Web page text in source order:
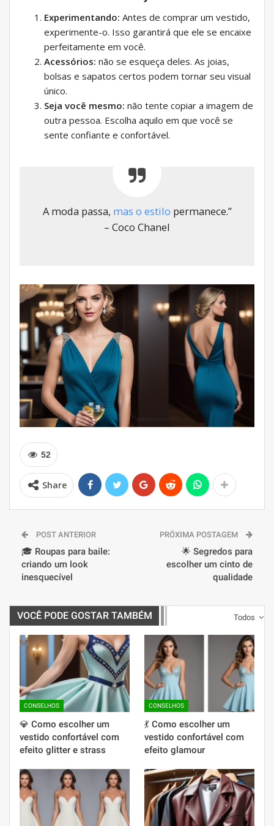
Experimentando: Antes de comprar um vestido,
experimente-o. Isso garantirá que ele se encaixe
perfeitamente em você.
Acessórios: não se esqueça deles. As joias,
bolsas e sapatos certos podem tornar seu visual
único.
Seja você mesmo: não tente copiar a imagem de
outra pessoa. Escolha aquilo em que você se
sente confiante e confortável.
A moda passa, mas o estilo permanece.”
– Coco Chanel
52
Share
POST ANTERIOR
🎓 Roupas para baile:
criando um look
inesquecível
PRÓXIMA POSTAGEM
🌟 Segredos para
escolher um cinto de
qualidade
Todos
VOCÊ PODE GOSTAR TAMBÉM
CONSELHOS
💎 Como escolher um
vestido confortável com
efeito glitter e strass
CONSELHOS
💃 Como escolher um
vestido confortável com
efeito glamour